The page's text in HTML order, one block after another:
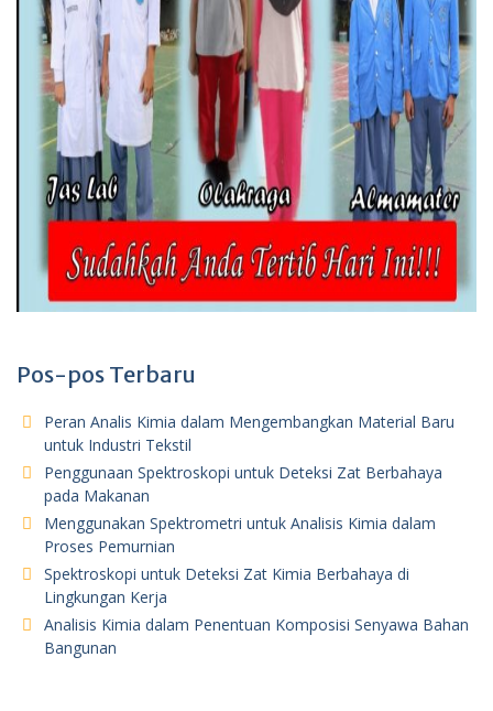
Pos-pos Terbaru
Peran Analis Kimia dalam Mengembangkan Material Baru
untuk Industri Tekstil
Penggunaan Spektroskopi untuk Deteksi Zat Berbahaya
pada Makanan
Menggunakan Spektrometri untuk Analisis Kimia dalam
Proses Pemurnian
Spektroskopi untuk Deteksi Zat Kimia Berbahaya di
Lingkungan Kerja
Analisis Kimia dalam Penentuan Komposisi Senyawa Bahan
Bangunan